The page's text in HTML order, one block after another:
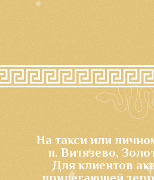
аквапарк
предоставляет
специальные условия